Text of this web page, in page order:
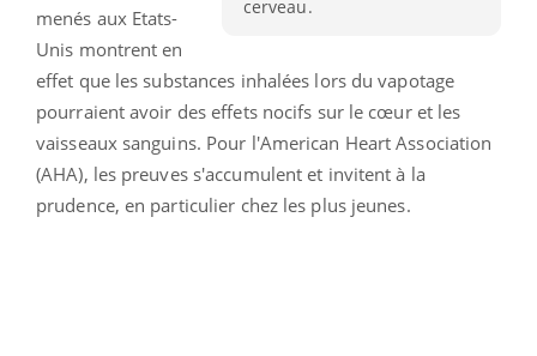
cerveau.
menés aux Etats-
Unis montrent en
effet que les substances inhalées lors du vapotage
pourraient avoir des effets nocifs sur le cœur et les
vaisseaux sanguins. Pour l'American Heart Association
(AHA), les preuves s'accumulent et invitent à la
prudence, en particulier chez les plus jeunes.